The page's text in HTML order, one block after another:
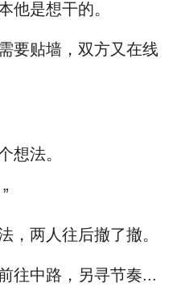
他是想干的。
要贴墙，双方又在线
想法。
，两人往后撤了撤。
往中路，另寻节奏...